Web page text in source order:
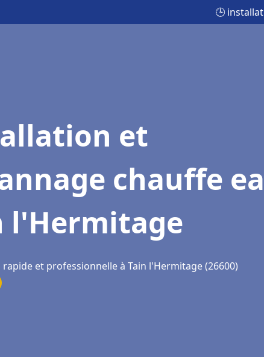
🕒
et
chauffe
l'Hermitage
et professionnelle à Tain l'Hermitage (26600)